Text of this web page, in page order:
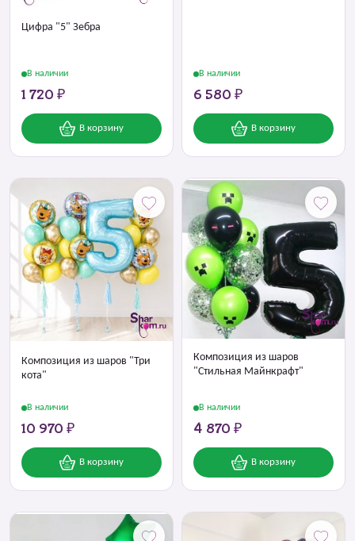
Цифра "5" Зебра
В наличии
1 720 ₽
В корзину
В наличии
6 580 ₽
В корзину
Композиция из шаров "Три
кота"
В наличии
10 970 ₽
В корзину
Композиция из шаров
"Стильная Майнкрафт"
В наличии
4 870 ₽
В корзину